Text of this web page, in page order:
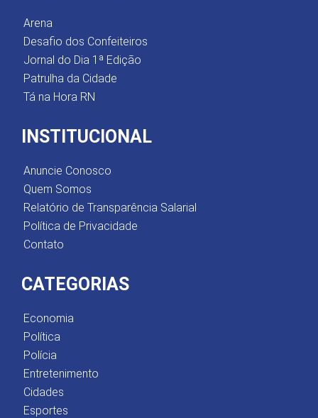
Arena
Desafio dos Confeiteiros
Jornal do Dia 1ª Edição
Patrulha da Cidade
Tá na Hora RN
INSTITUCIONAL
Anuncie Conosco
Quem Somos
Relatório de Transparência Salarial
Política de Privacidade
Contato
CATEGORIAS
Economia
Política
Polícia
Entretenimento
Cidades
Esportes